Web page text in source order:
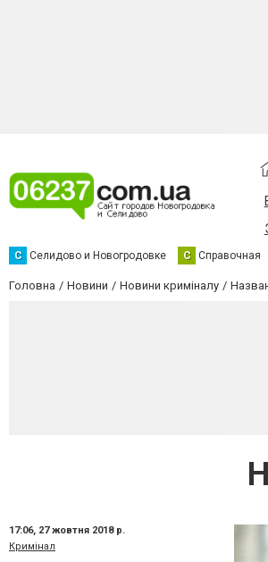
С Селидово и Новогродовке С Справочная
Головна Новини Новини криміналу
17:06, 27 жовтня 2018 р.
Кримінал